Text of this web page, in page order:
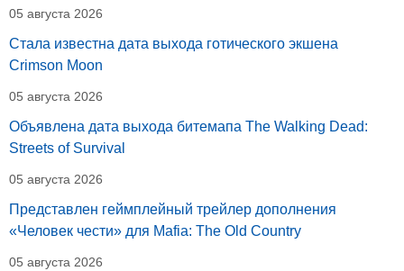
05 августа 2026
Стала известна дата выхода готического экшена
Crimson Moon
05 августа 2026
Объявлена дата выхода битемапа The Walking Dead:
Streets of Survival
05 августа 2026
Представлен геймплейный трейлер дополнения
«Человек чести» для Mafia: The Old Country
05 августа 2026